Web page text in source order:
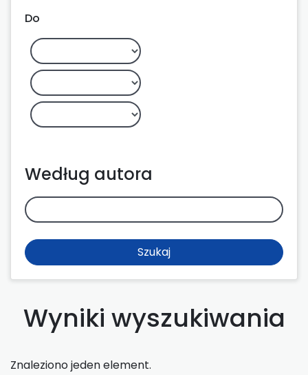
Do
Według autora
Szukaj
Wyniki wyszukiwania
Znaleziono jeden element.